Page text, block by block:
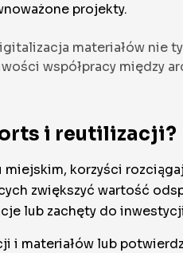
projekty.
materiałów nie
współpracy między
i reutilizacji?
korzyści
zwiększyć wartość
lub zachęty do
i materiałów lub